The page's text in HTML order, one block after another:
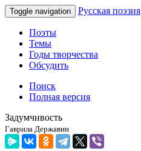
Toggle navigation Русская поэзия
Поэты
Темы
Годы творчества
Обсудить
Поиск
Полная версия
Задумчивость
Гаврила Державин